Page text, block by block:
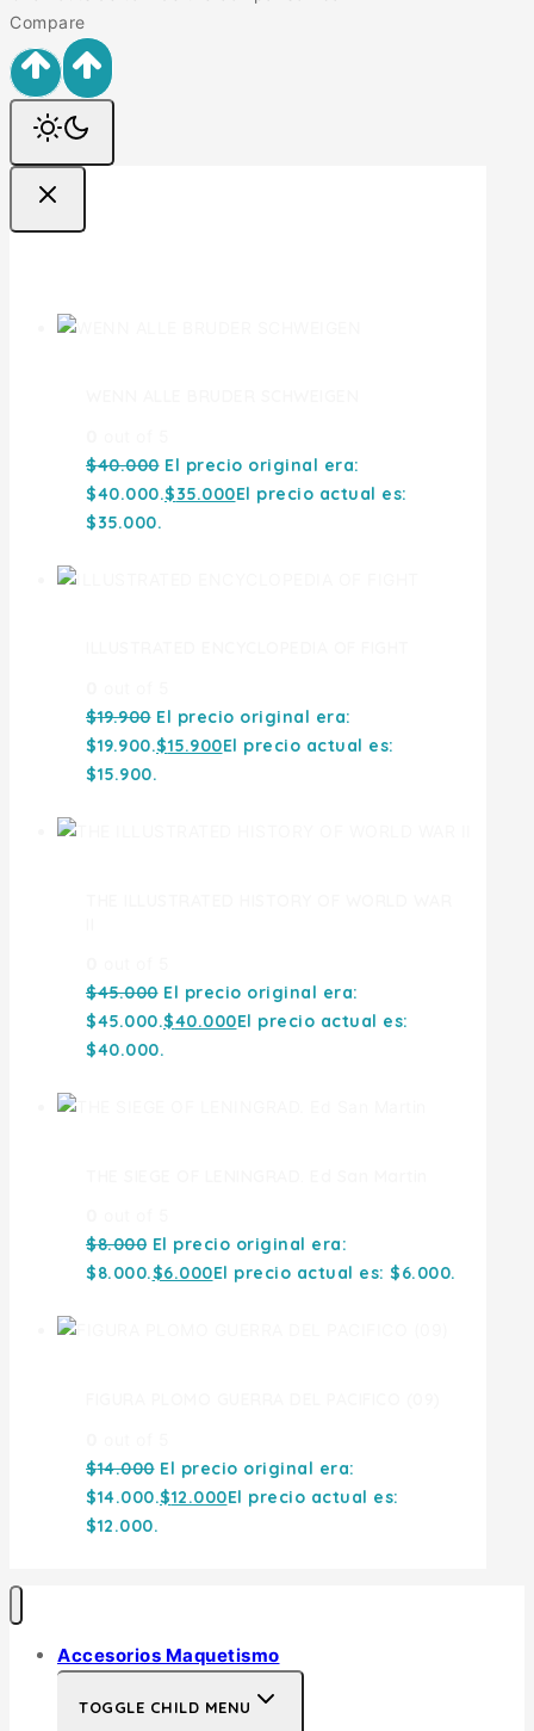
Compare
$40.000 El precio original era:
$40.000.$35.000El precio actual es:
$35.000.
$19.900 El precio original era:
$19.900.$15.900El precio actual es:
$15.900.
$45.000 El precio original era:
$45.000.$40.000El precio actual es:
$40.000.
$8.000 El precio original era:
$8.000.$6.000El precio actual es: $6.000.
$14.000 El precio original era:
$14.000.$12.000El precio actual es:
$12.000.
Accesorios Maquetismo
TOGGLE CHILD MENU